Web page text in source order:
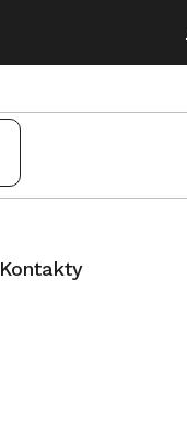
Kontakty